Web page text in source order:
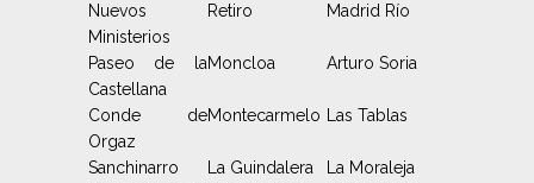
Nuevos
Ministerios
Retiro Madrid Río
Paseo de la
Castellana
Moncloa Arturo Soria
Conde de
Orgaz
Montecarmelo Las Tablas
Sanchinarro La Guindalera
La Moraleja